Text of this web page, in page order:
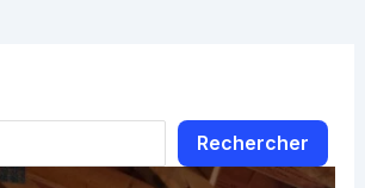
Rechercher